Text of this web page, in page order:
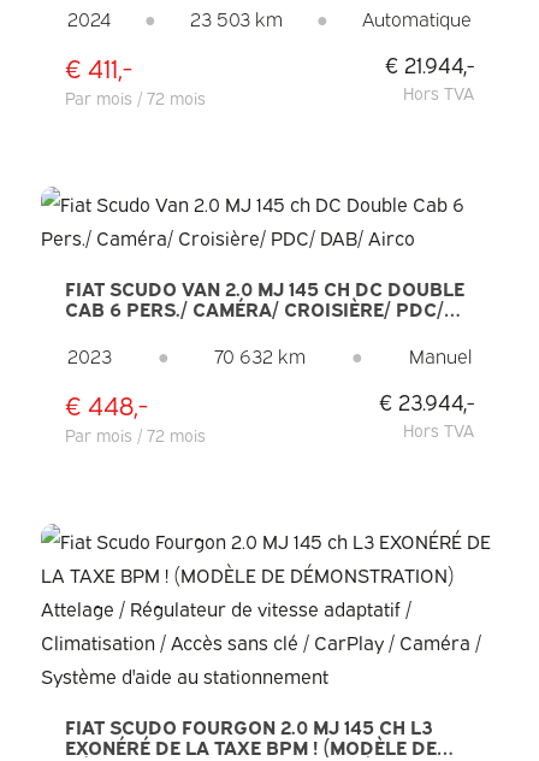
STATIONNEMENT / RÉGULATEUR DE VITESSE
/ CLIMATISATION
2024 ● 23 503 km ● Automatique
€ 411,-
Par mois / 72 mois
€ 21.944,-
Hors TVA
FIAT SCUDO VAN 2.0 MJ 145 CH DC DOUBLE
CAB 6 PERS./ CAMÉRA/ CROISIÈRE/ PDC/
2023
● 70 632 km ● Manuel
€ 448,-
Par mois / 72 mois
€ 23.944,-
Hors TVA
FIAT SCUDO FOURGON 2.0 MJ 145 CH L3
EXONÉRÉ DE LA TAXE BPM ! (MODÈLE DE